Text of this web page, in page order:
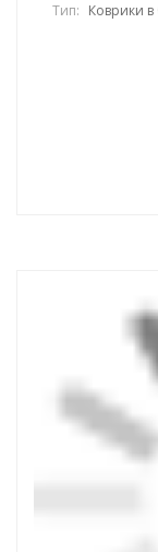
Тип: Коврики